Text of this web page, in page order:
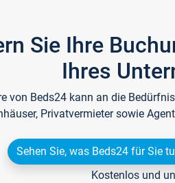
Sie Ihre
Ihres
von Beds24 kann an die
Privatvermieter sowie
Sehen Sie, was Beds24 für Sie
Kostenlos und